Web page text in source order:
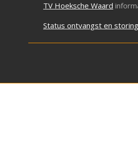
TV Hoeksche Waard
Status ontvangst en